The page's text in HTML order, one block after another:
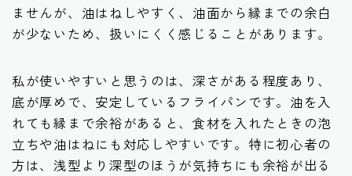
ませんが、油はねしやすく、油面から縁までの余白
が少ないため、扱いにくく感じることがあります。
私が使いやすいと思うのは、深さがある程度あり、
底が厚めで、安定しているフライパンです。油を入
れても縁まで余裕があると、食材を入れたときの泡
立ちや油はねにも対応しやすいです。特に初心者の
方は、浅型より深型のほうが気持ちにも余裕が出る